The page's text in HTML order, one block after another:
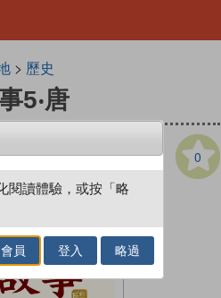
> 歷史
5‧唐
0
閱讀體驗，或按「略
員 登入 略過